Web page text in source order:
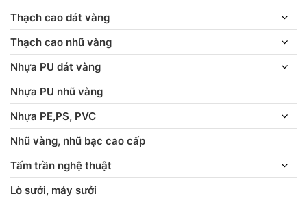
Thạch cao dát vàng
Thạch cao nhũ vàng
Nhựa PU dát vàng
Nhựa PU nhũ vàng
Nhựa PE,PS, PVC
Nhũ vàng, nhũ bạc cao cấp
Tấm trần nghệ thuật
Lò sưởi, máy sưởi